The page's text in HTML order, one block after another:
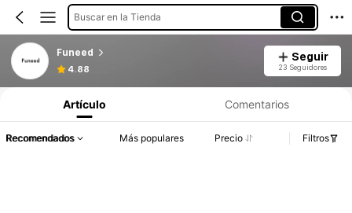
Buscar en la Tienda
Funeed
4.88
Seguir
23 Seguidores
Artículo Comentarios
Recomendados Más populares Precio Filtros